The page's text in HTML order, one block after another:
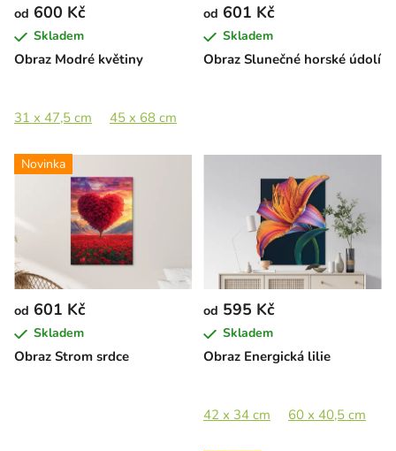
Obraz Modré květiny
od 600 Kč
Skladem
31 x 47,5 cm 45 x 68 cm
Obraz Slunečné horské údolí
od 601 Kč
Skladem
Novinka
Obraz Strom srdce
od 601 Kč
Skladem
Obraz Energická lilie
od 595 Kč
Skladem
42 x 34 cm 60 x 40,5 cm